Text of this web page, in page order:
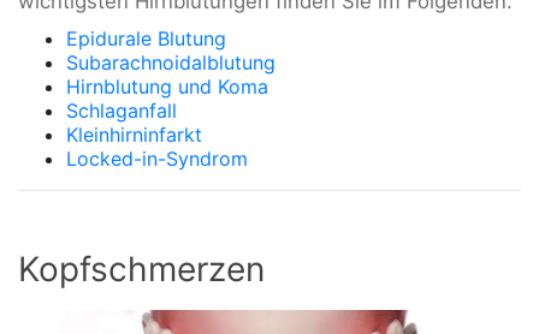
Epidurale Blutung
Subarachnoidalblutung
Hirnblutung und Koma
Schlaganfall
Kleinhirninfarkt
Locked-in-Syndrom
Kopfschmerzen